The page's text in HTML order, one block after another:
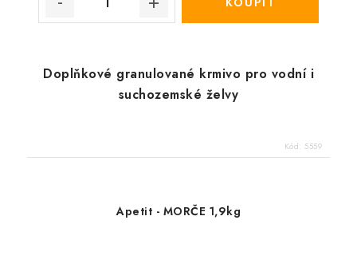
Doplňkové granulované krmivo pro vodní i
suchozemské želvy
Kód: 5559
Apetit - MORČE 1,9kg